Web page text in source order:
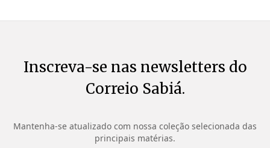
Inscreva-se nas newsletters do
Correio Sabiá.
Mantenha-se atualizado com nossa coleção selecionada das
principais matérias.